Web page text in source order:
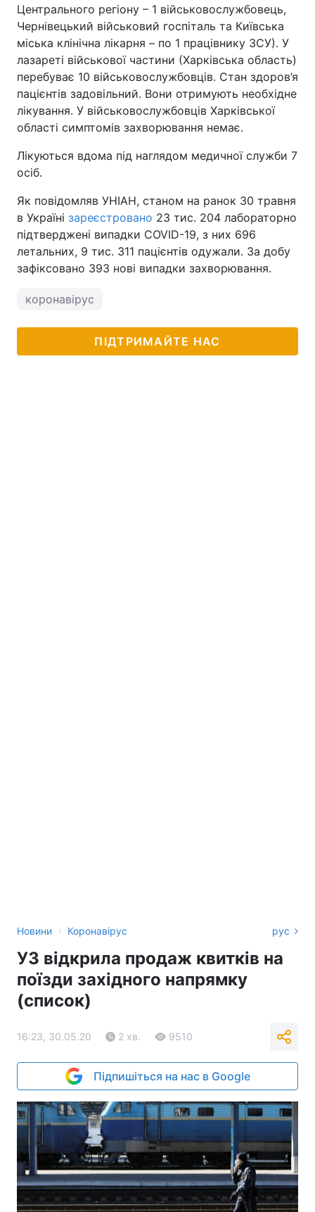
Центрального регіону – 1 військовослужбовець,
Чернівецький військовий госпіталь та Київська
міська клінічна лікарня – по 1 працівнику ЗСУ). У
лазареті військової частини (Харківська область)
перебуває 10 військовослужбовців. Стан здоров’я
пацієнтів задовільний. Вони отримують необхідне
лікування. У військовослужбовців Харківської
області симптомів захворювання немає.
Лікуються вдома під наглядом медичної служби 7
осіб.
Як повідомляв УНІАН, станом на ранок 30 травня
в Україні зареєстровано 23 тис. 204 лабораторно
підтверджені випадки COVID-19, з них 696
летальних, 9 тис. 311 пацієнтів одужали. За добу
зафіксовано 393 нові випадки захворювання.
коронавірус
ПІДТРИМАЙТЕ НАС
Новини › Коронавірус рус
УЗ відкрила продаж квитків на
поїзди західного напрямку
(список)
16:23, 30.05.20 2 хв. 9510
Підпишіться на нас в Google